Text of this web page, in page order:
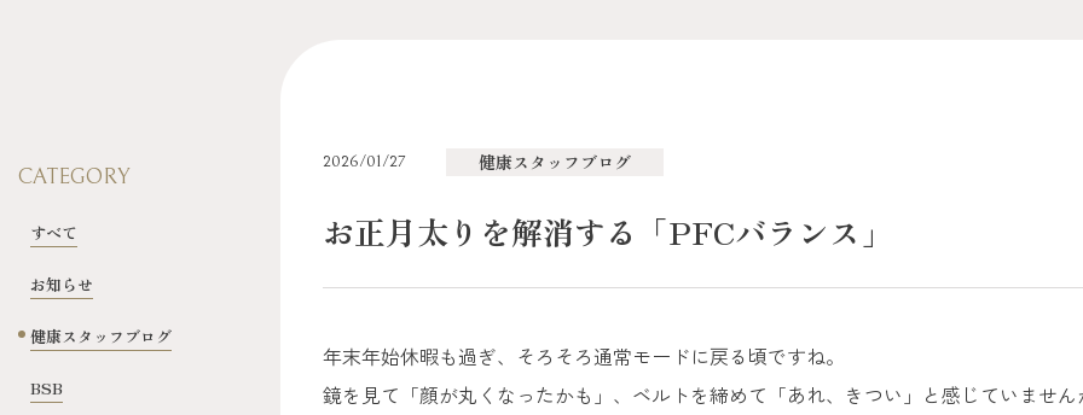
CATEGORY
すべて
お知らせ
健康スタッフブログ
BSB
2026/01/27 健康スタッフブログ
お正月太りを解消する「PFCバランス」
年末年始休暇も過ぎ、そろそろ通常モードに戻る頃ですね。
鏡を見て「顔が丸くなったかも」、ベルトを締めて「あれ、きつい」と感じていません